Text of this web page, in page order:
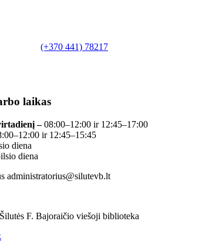
(+370 441) 78217
laikas
–08:00–12:00 ir 12:45–17:00
ir 12:45–15:45
diena
diena
administratorius@silutevb.lt
F. Bajoraičio viešoji biblioteka